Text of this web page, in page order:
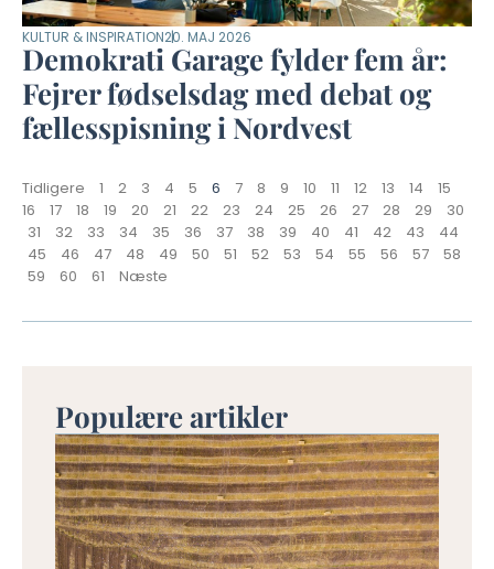
KULTUR & INSPIRATION20. MAJ 2026
Demokrati Garage fylder fem år:
Fejrer fødselsdag med debat og
fællesspisning i Nordvest
Tidligere 1 2 3 4 5 6 7 8 9 10 11 12 13 14
15
16
17 18 19 20 21 22 23 24 25 26 27 28 29
30
31
32 33 34 35 36 37 38 39 40 41 42 43
44
45
46 47 48 49 50 51 52 53 54 55 56 57
58
59
60 61 Næste
Populære artikler